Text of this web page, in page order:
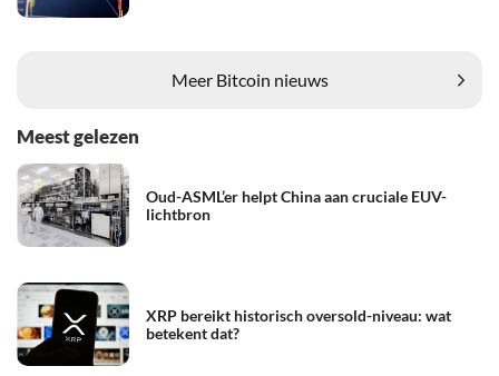
Meer Bitcoin nieuws
Meest gelezen
Oud-ASML’er helpt China aan cruciale EUV-
lichtbron
XRP bereikt historisch oversold-niveau: wat
betekent dat?